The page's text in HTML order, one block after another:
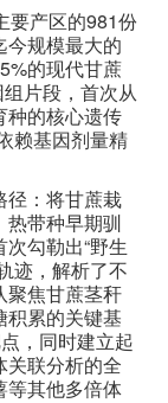
要产区的981份
今规模最大的
的现代甘蔗
片段，首次从
种的核心遗传
赖基因剂量精
径：将甘蔗栽
热带种早期驯
勾勒出“野生
迹，解析了不
聚焦甘蔗茎秆
积累的关键基
，同时建立起
关联分析的全
等其他多倍体